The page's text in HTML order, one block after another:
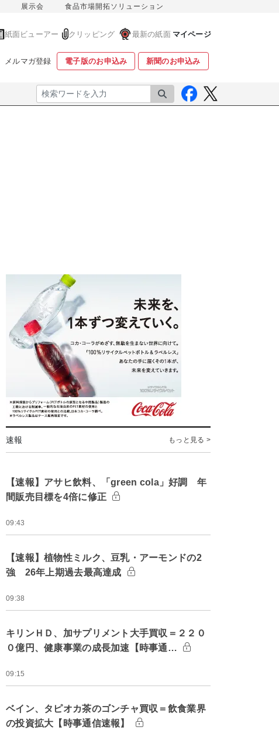
展示会 食品市場開拓ソリューション
紙面ビューアー クリッピング 最新の紙面 マイページ
メルマガ登録 電子版のお申込み 新聞のお申込み
検索
速報 もっと見る >
【速報】アサヒ飲料、「green cola」好調 年
間販売目標を4倍に修正
09:43
【速報】植物性ミルク、豆乳・アーモンドの2
強 26年上期過去最高達成
09:38
キリンＨＤ、加サプリメント大手買収＝２２０
０億円、健康事業の成長加速【時事通…
09:15
ベイン、タピオカ茶のゴンチャ買収＝飲食業界
の投資拡大【時事通信速報】